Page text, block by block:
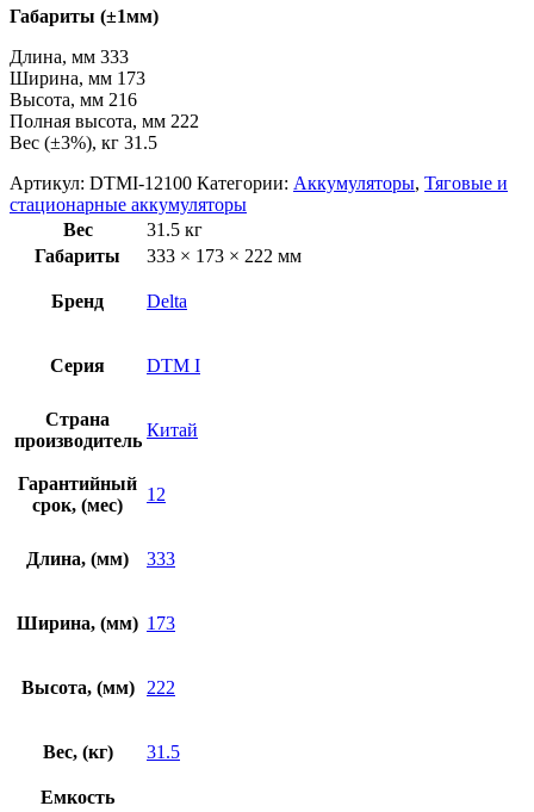
Габариты (±1мм)
Длина, мм 333
Ширина, мм 173
Высота, мм 216
Полная высота, мм 222
Вес (±3%), кг 31.5
Артикул: DTMI-12100 Категории: Аккумуляторы, Тяговые и
стационарные аккумуляторы
Вес
31.5 кг
Габариты
333 × 173 × 222 мм
Бренд Delta
Серия DTM I
Страна
производитель
Китай
Гарантийный
срок, (мес)
12
Длина, (мм) 333
Ширина, (мм) 173
Высота, (мм) 222
Вес, (кг) 31.5
Емкость